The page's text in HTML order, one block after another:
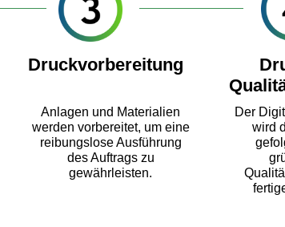
Druckvorbereitung
Anlagen und Materialien
werden vorbereitet, um eine
reibungslose Ausführung
des Auftrags zu
gewährleisten.
Der
wird
BF-ESSE gewährleistet die